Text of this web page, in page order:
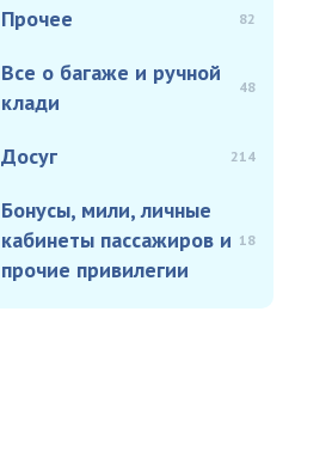
Прочее 82
Все о багаже и ручной
клади
48
Досуг 214
Бонусы, мили, личные
кабинеты пассажиров и
прочие привилегии
18